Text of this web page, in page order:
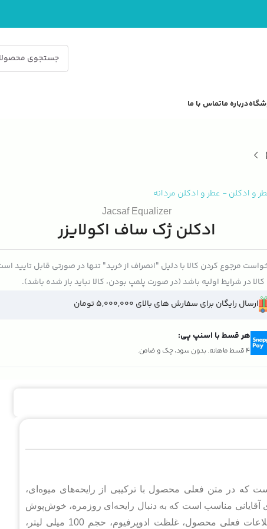
درباره ماتماس با ما
و ادکلن- عطر و ادکلن مردانه
Jacsaf Equalizer
ادکلن ژک ساف اکولایزر
مرجوع کردن کالا با دلیل "انصراف از خرید" تنها در صورتی قابل تایید
در شرایط اولیه باشد (در صورت پلمپ بودن، کالا نباید باز شده باشد).
ارسال رایگان برای سفارش های بالای 5,000,000 تومان
هر قسط با اسنپ پی:
4 قسط ماهانه. بدون سود، چک و ضامن.
که در متن فعلی محصول با ترکیبی از رایحه‌های میوه‌ای،
مناسب است که به دنبال رایحه‌ای روزمره، خوش‌پوش
و در عین حال دارای شخصیت چوبی و ادویه‌ای هستند. در اطلاعات فعلی محصول، غلظت ادوپرفیوم، حجم 100 میلی لیتر،